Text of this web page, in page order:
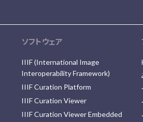
ソフトウェア
IIIF (International Image
Interoperability Framework)
IIIF Curation Platform
IIIF Curation Viewer
IIIF Curation Viewer Embedded